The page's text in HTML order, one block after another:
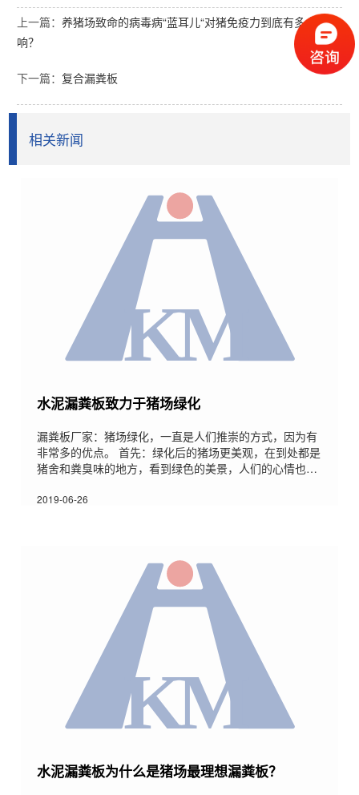
上一篇：养猪场致命的病毒病“蓝耳儿“对猪免疫力到底有多大的影
响？
下一篇：复合漏粪板
相关新闻
水泥漏粪板致力于猪场绿化
漏粪板厂家：猪场绿化，一直是人们推崇的方式，因为有
非常多的优点。 首先：绿化后的猪场更美观，在到处都是
猪舍和粪臭味的地方，看到绿色的美景，人们的心情也会
气质量变好;因为绿色植物中有叶绿素，可以发生光合作
绿色植物上面，屋顶和墙壁吸收的热量就减少了，传到舍
2019-06-26
水泥漏粪板为什么是猪场最理想漏粪板？